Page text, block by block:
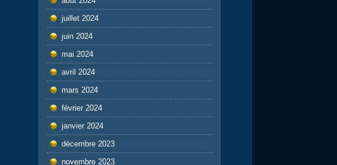
juillet 2024
juin 2024
mai 2024
avril 2024
mars 2024
février 2024
janvier 2024
décembre 2023
novembre 2023